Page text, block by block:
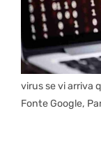
virus se vi arriva
Fonte Google,